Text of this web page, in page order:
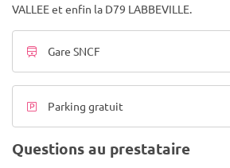
VALLEE et enfin la D79 LABBEVILLE.
Gare SNCF
Parking gratuit
Questions au prestataire